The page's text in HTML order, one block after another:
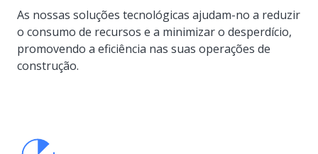
As nossas soluções tecnológicas ajudam-no a reduzir
o consumo de recursos e a minimizar o desperdício,
promovendo a eficiência nas suas operações de
construção.